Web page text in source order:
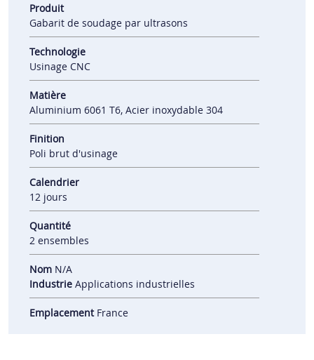
Produit
Gabarit de soudage par ultrasons
Technologie
Usinage CNC
Matière
Aluminium 6061 T6, Acier inoxydable 304
Finition
Poli brut d'usinage
Calendrier
12 jours
Quantité
2 ensembles
Nom N/A
Industrie Applications industrielles
EmplacementFrance